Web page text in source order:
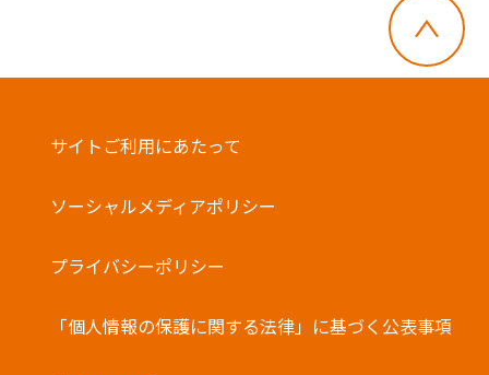
・一度に複数枚のご利用はできません。
バーコード決済
サイトご利用にあたって
ソーシャルメディアポリシー
プライバシーポリシー
「個人情報の保護に関する法律」に基づく公表事項